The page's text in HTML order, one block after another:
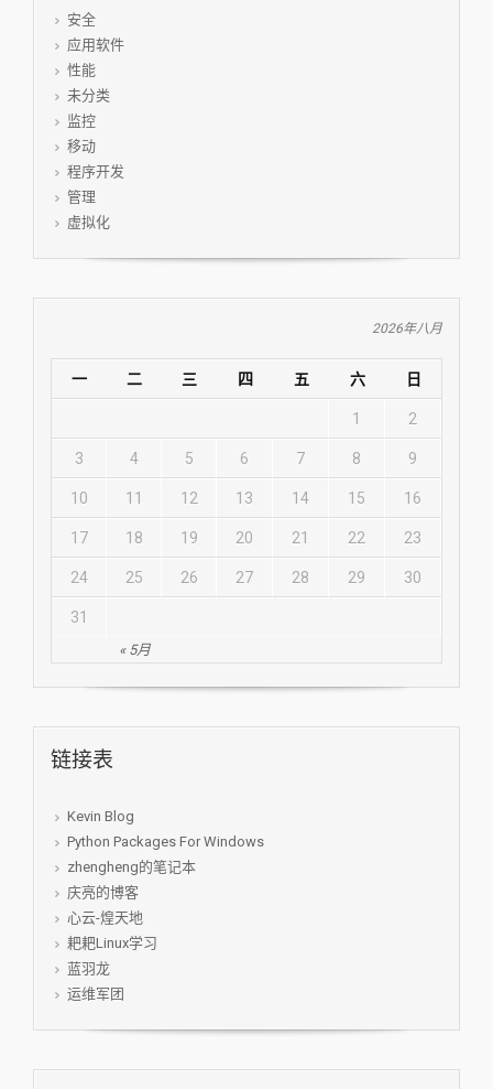
安全
应用软件
性能
未分类
监控
移动
程序开发
管理
虚拟化
2026年八月
一 二 三 四 五 六 日
« 5月
1 2
3 4 5 6 7 8 9
10 11 12 13 14 15 16
17 18 19 20 21 22 23
24 25 26 27 28 29 30
31
链接表
Kevin Blog
Python Packages For Windows
zhengheng的笔记本
庆亮的博客
心云-煌天地
耙耙Linux学习
蓝羽龙
运维军团